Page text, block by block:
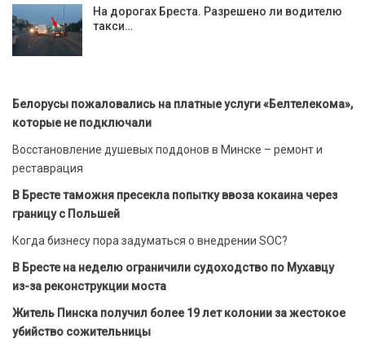
На дорогах Бреста. Разрешено ли водителю
такси…
Белорусы пожаловались на платные услуги «Белтелекома»,
которые не подключали
Восстановление душевых поддонов в Минске – ремонт и
реставрация
В Бресте таможня пресекла попытку ввоза кокаина через
границу с Польшей
Когда бизнесу пора задуматься о внедрении SOC?
В Бресте на неделю ограничили судоходство по Мухавцу
из-за реконструкции моста
Житель Пинска получил более 19 лет колонии за жестокое
убийство сожительницы